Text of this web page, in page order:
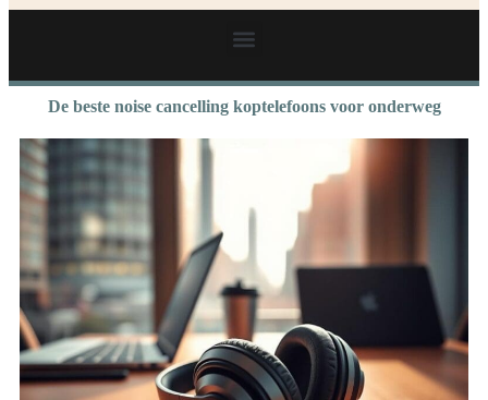
De beste noise cancelling koptelefoons voor onderweg